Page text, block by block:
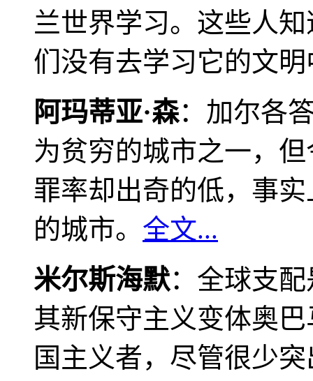
兰世界学习。这些人
们没有去学习它的文
阿玛蒂亚·森：加尔各
为贫穷的城市之一，
罪率却出奇的低，事
的城市。 全文...
米尔斯海默：全球支
其新保守主义变体奥
国主义者，尽管很少